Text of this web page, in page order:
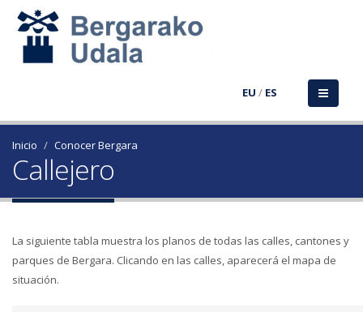
EU / ES
Inicio Conocer Bergara
Callejero
La siguiente tabla muestra los planos de todas las calles, cantones y
parques de Bergara. Clicando en las calles, aparecerá el mapa de
situación.